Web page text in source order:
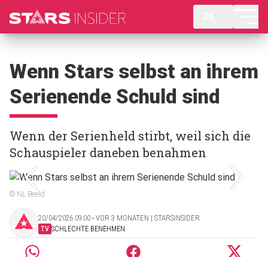
Wenn Stars selbst an ihrem
Serienende Schuld sind
Wenn der Serienheld stirbt, weil sich die
Schauspieler daneben benahmen
© NL Beeld
20/04/2026 09:00 ‧ VOR 3 MONATEN | STARSINSIDER
TV SCHLECHTE BENEHMEN